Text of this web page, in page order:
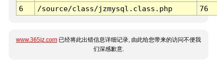
6
/source/class/jzmysql.class.php 76
www.365jz.com 已经将此出错信息详细记录, 由此给您带来的访问不便我
们深感歉意.